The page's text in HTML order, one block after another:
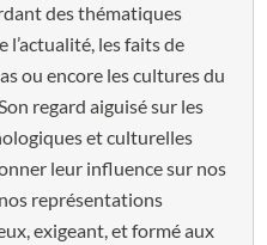
des thématiques
l’actualité, les faits de
ou encore les cultures du
regard aiguisé sur les
et culturelles
leur influence sur nos
représentations
exigeant, et formé aux